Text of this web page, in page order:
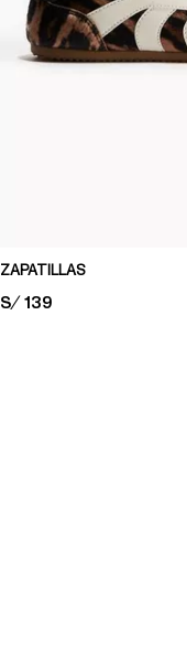
ZAPATILLAS
PRICE:
S/ 139